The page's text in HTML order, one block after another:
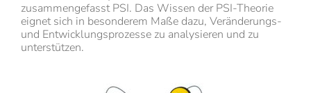
zusammengefasst PSI. Das Wissen der PSI-Theorie
eignet sich in besonderem Maße dazu, Veränderungs-
und Entwicklungsprozesse zu analysieren und zu
unterstützen.